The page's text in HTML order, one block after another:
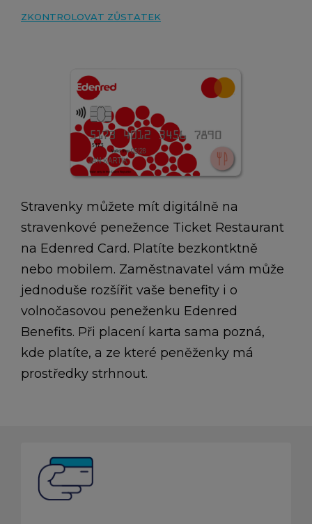
ZKONTROLOVAT ZŮSTATEK
Stravenky můžete mít digitálně na
stravenkové penežence Ticket Restaurant
na Edenred Card. Platíte bezkontktně
nebo mobilem. Zaměstnavatel vám může
jednoduše rozšířit vaše benefity i o
volnočasovou peneženku Edenred
Benefits. Při placení karta sama pozná,
kde platíte, a ze které peněženky má
prostředky strhnout.